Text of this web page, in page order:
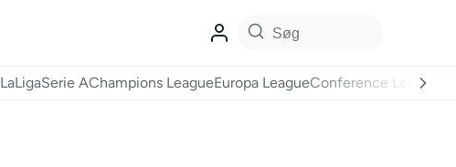
LaLigaSerie AChampions LeagueEuropa LeagueConference League